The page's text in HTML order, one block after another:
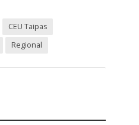
CEU Taipas
Regional